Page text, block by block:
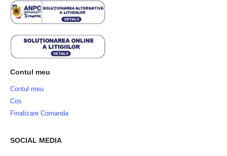
Contul meu
Contul meu
Cos
Finalizare Comanda
SOCIAL MEDIA